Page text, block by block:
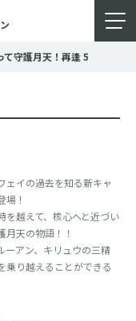
て守護月天！再逢5
ェイの過去を知る新キャ
場！
を越えて、核心へと近づい
月天の物語！！
ーアン、キリュウの三精
乗り越えることができる